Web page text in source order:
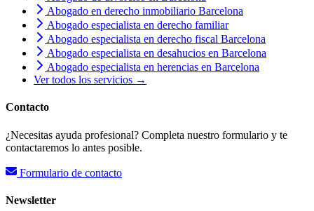
Abogado en derecho inmobiliario Barcelona
Abogado especialista en derecho familiar
Abogado especialista en derecho fiscal Barcelona
Abogado especialista en desahucios en Barcelona
Abogado especialista en herencias en Barcelona
Ver todos los servicios →
Contacto
¿Necesitas ayuda profesional? Completa nuestro formulario y te
contactaremos lo antes posible.
Formulario de contacto
Newsletter